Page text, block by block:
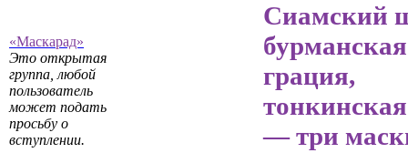
«Маскарад»
Это открытая
группа, любой
пользователь
может подать
просьбу о
вступлении.
Сиамский
бурманская
грация,
— три